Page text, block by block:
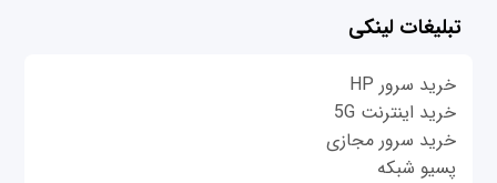
تبلیغات لینکی
خرید سرور HP
خرید اینترنت 5G
خرید سرور مجازی
پسیو شبکه